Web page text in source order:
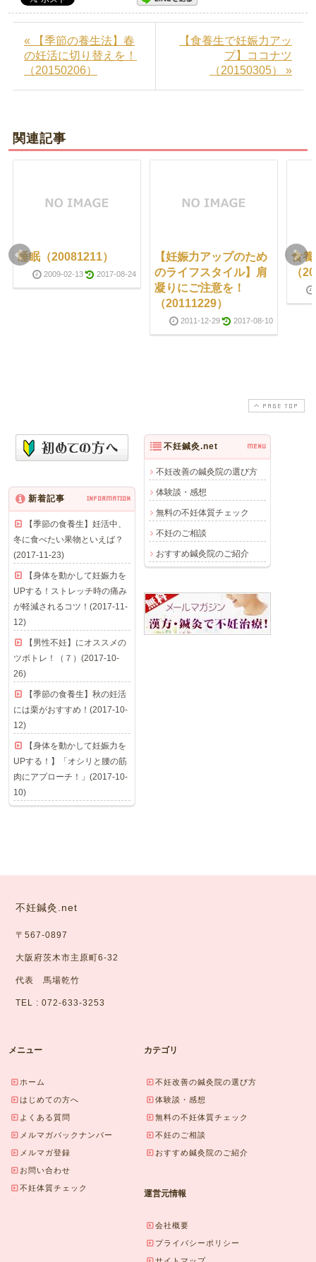
« 【季節の養生法】春
の妊活に切り替えを！
（20150206）
【食養生で妊娠力アッ
プ】ココナツ
（20150305） »
関連記事
睡眠（20081211）
2009-02-13 2017-08-24
【妊娠力アップのため
のライフスタイル】肩
凝りにご注意を！
（20111229）
2011-12-29 2017-08-10
食
（
PAGE TOP
不妊鍼灸.net MENU
不妊改善の鍼灸院の選び方
体験談・感想
無料の不妊体質チェック
不妊のご相談
おすすめ鍼灸院のご紹介
新着記事 INFORMATION
【季節の食養生】妊活中、
冬に食べたい果物といえば？
(2017-11-23)
【身体を動かして妊娠力を
UPする！ストレッチ時の痛み
が軽減されるコツ！(2017-11-
12)
【男性不妊】にオススメの
ツボトレ！（７）(2017-10-
26)
【季節の食養生】秋の妊活
には栗がおすすめ！(2017-10-
12)
【身体を動かして妊娠力を
UPする！】「オシリと腰の筋
肉にアプローチ！」(2017-10-
10)
不妊鍼灸.net
〒567-0897
大阪府茨木市主原町6-32
代表 馬場乾竹
TEL : 072-633-3253
メニュー
ホーム
はじめての方へ
よくある質問
メルマガバックナンバー
メルマガ登録
お問い合わせ
不妊体質チェック
カテゴリ
不妊改善の鍼灸院の選び方
体験談・感想
無料の不妊体質チェック
不妊のご相談
おすすめ鍼灸院のご紹介
運営元情報
会社概要
プライバシーポリシー